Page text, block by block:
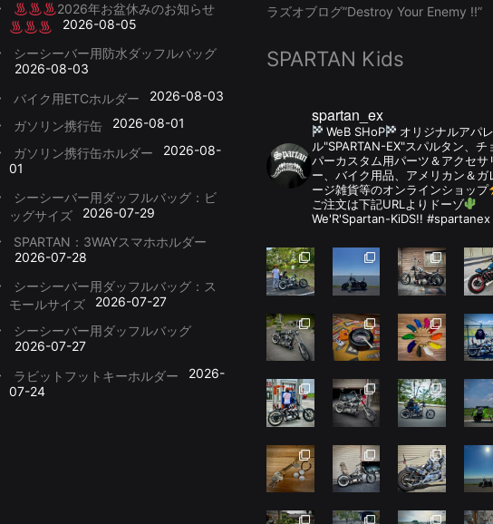
2026年お盆休みのお知らせ
2026-08-05
シーシーバー用防水ダッフルバッグ
2026-08-03
バイク用ETCホルダー
2026-08-03
ガソリン携行缶
2026-08-01
ガソリン携行缶ホルダー
2026-08-
01
シーシーバー用ダッフルバッグ：ビ
ッグサイズ
2026-07-29
SPARTAN：3WAYスマホホルダー
2026-07-28
シーシーバー用ダッフルバッグ：ス
モールサイズ
2026-07-27
シーシーバー用ダッフルバッグ
2026-07-27
ラビットフットキーホルダー
2026-
07-24
ラズオブログ”Destroy Your Enemy !!”
SPARTAN Kids
spartan_ex
WeB SHoP
オリジナルアパレ
ル"SPARTAN-EX"スパルタン、チ
パーカスタム用パーツ＆アクセサ
ー、バイク用品、アメリカン＆ガ
ージ雑貨等のオンラインショップ
ご注文は下記URLよりドーゾ
We'R'Spartan-KiDS!! #spartanex